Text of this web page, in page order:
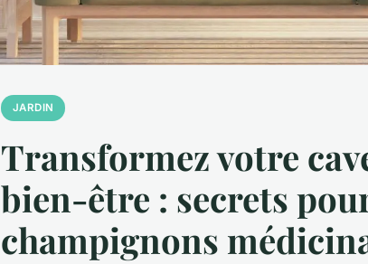
JARDIN
Transformez votre
bien-être : secrets
champignons